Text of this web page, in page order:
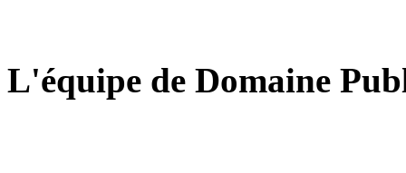
L'équipe de Domaine